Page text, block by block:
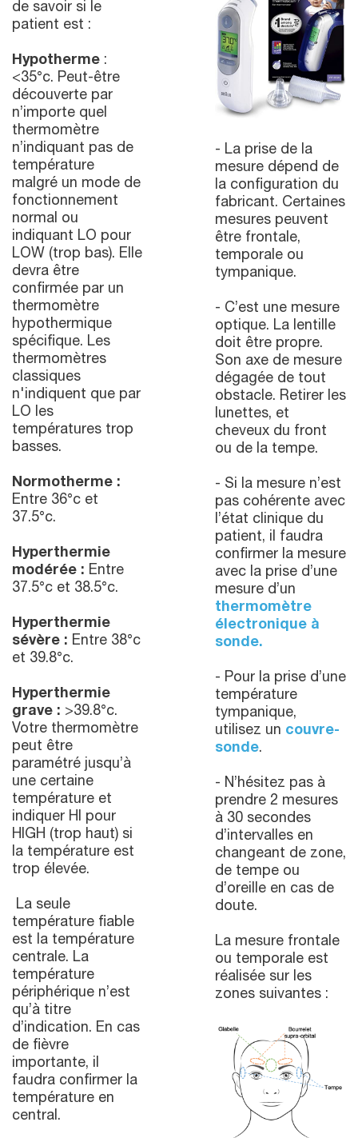
de savoir si le
patient est :
Hypotherme :
<35°c. Peut-être
découverte par
n’importe quel
thermomètre
n’indiquant pas de
température
malgré un mode de
fonctionnement
normal ou
indiquant LO pour
LOW (trop bas). Elle
devra être
confirmée par un
thermomètre
hypothermique
spécifique. Les
thermomètres
classiques
n'indiquent que par
LO les
températures trop
basses.
Normotherme :
Entre 36°c et
37.5°c.
Hyperthermie
modérée : Entre
37.5°c et 38.5°c.
Hyperthermie
sévère : Entre 38°c
et 39.8°c.
Hyperthermie
grave : >39.8°c.
Votre thermomètre
peut être
paramétré jusqu’à
une certaine
température et
indiquer HI pour
HIGH (trop haut) si
la température est
trop élevée.
La seule
température fiable
est la température
centrale. La
température
périphérique n’est
qu’à titre
d’indication. En cas
de fièvre
importante, il
faudra confirmer la
température en
central.
- La prise de la
mesure dépend de
la configuration du
fabricant. Certaines
mesures peuvent
être frontale,
temporale ou
tympanique.
- C’est une mesure
optique. La lentille
doit être propre.
Son axe de mesure
dégagée de tout
obstacle. Retirer les
lunettes, et
cheveux du front
ou de la tempe.
- Si la mesure n’est
pas cohérente avec
l’état clinique du
patient, il faudra
confirmer la mesure
avec la prise d’une
mesure d’un
thermomètre
électronique à
sonde.
- Pour la prise d’une
température
tympanique,
utilisez un couvre-
sonde.
- N’hésitez pas à
prendre 2 mesures
à 30 secondes
d’intervalles en
changeant de zone,
de tempe ou
d’oreille en cas de
doute.
La mesure frontale
ou temporale est
réalisée sur les
zones suivantes :